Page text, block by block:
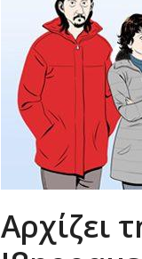
Αρχίζει